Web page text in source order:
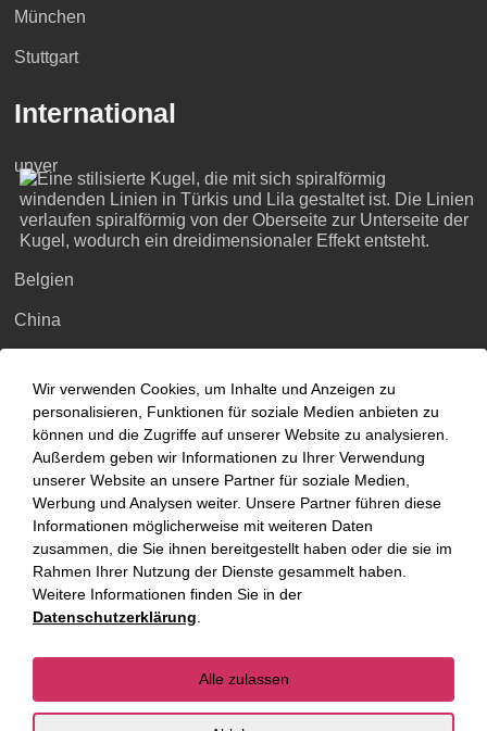
München
Stuttgart
International
unyer
Belgien
China
Indien
Indonesien
Malaysia
Myanmar
Thailand
Wir verwenden Cookies, um Inhalte und Anzeigen zu
personalisieren, Funktionen für soziale Medien anbieten zu
können und die Zugriffe auf unserer Website zu analysieren.
Außerdem geben wir Informationen zu Ihrer Verwendung
unserer Website an unsere Partner für soziale Medien,
Werbung und Analysen weiter. Unsere Partner führen diese
Informationen möglicherweise mit weiteren Daten
zusammen, die Sie ihnen bereitgestellt haben oder die sie im
Rahmen Ihrer Nutzung der Dienste gesammelt haben.
Weitere Informationen finden Sie in der
Datenschutzerklärung
Alle zulassen